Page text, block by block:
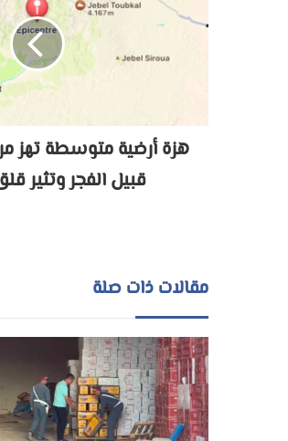
هزة أرضية متوسطة تهز
قبيل الفجر وتثير
مقالات ذات صلة